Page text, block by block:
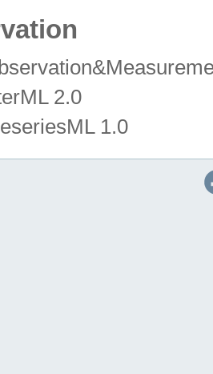
2.0
1.0